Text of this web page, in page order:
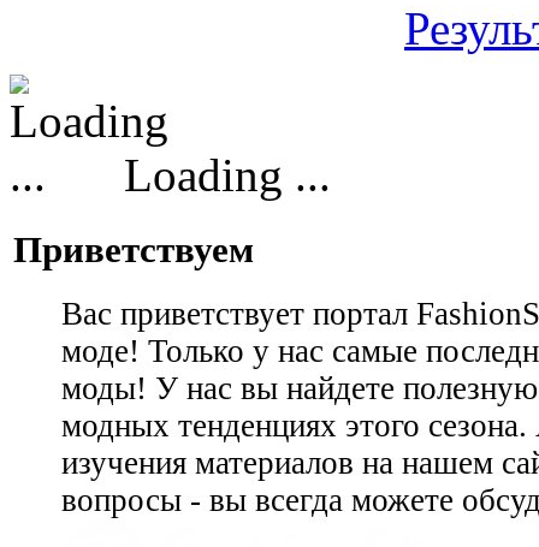
Loading ...
Приветствуем
Вас приветствует портал
моде! Только у нас самые
моды! У нас вы найдете
модных тенденциях этого
изучения материалов на нашем
вопросы - вы всегда можете